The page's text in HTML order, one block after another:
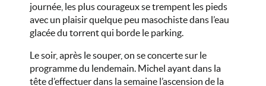
journée, les plus courageux se trempent les pieds
avec un plaisir quelque peu masochiste dans l’eau
glacée du torrent qui borde le parking.
Le soir, après le souper, on se concerte sur le
programme du lendemain. Michel ayant dans la
tête d’effectuer dans la semaine l’ascension de la